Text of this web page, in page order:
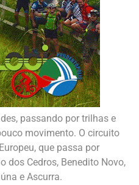
passando por trilhas e
movimento. O circuito
que passa por
dos Cedros, Benedito Novo,
e Ascurra.